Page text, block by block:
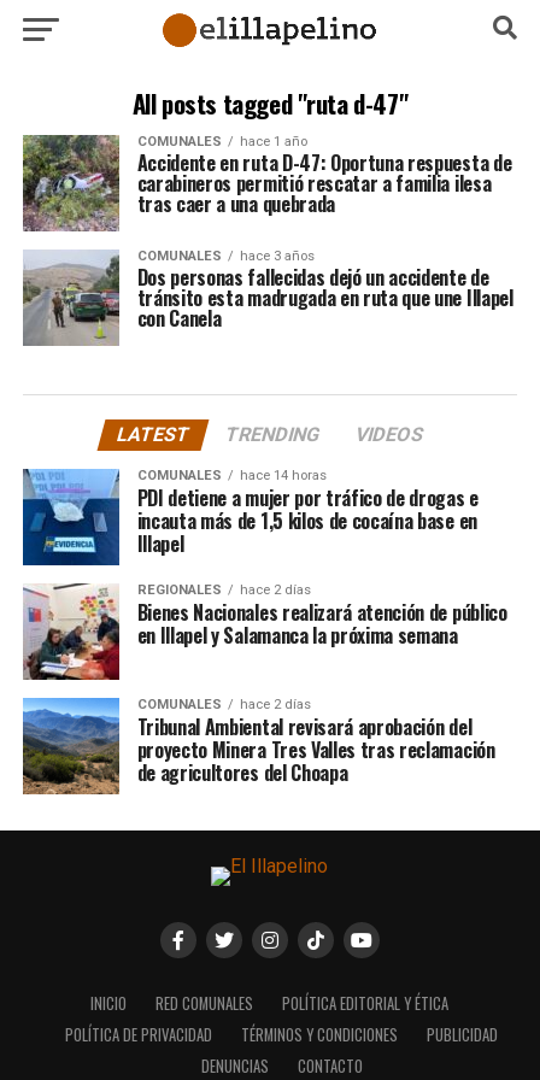
All posts tagged "ruta d-47"
COMUNALES hace 1 año
Accidente en ruta D-47: Oportuna respuesta de
carabineros permitió rescatar a familia ilesa
tras caer a una quebrada
COMUNALES hace 3 años
Dos personas fallecidas dejó un accidente de
tránsito esta madrugada en ruta que une Illapel
con Canela
LATEST TRENDING VIDEOS
COMUNALES hace 14 horas
PDI detiene a mujer por tráfico de drogas e
incauta más de 1,5 kilos de cocaína base en
Illapel
REGIONALES hace 2 días
Bienes Nacionales realizará atención de público
en Illapel y Salamanca la próxima semana
COMUNALES hace 2 días
Tribunal Ambiental revisará aprobación del
proyecto Minera Tres Valles tras reclamación
de agricultores del Choapa
INICIO RED COMUNALES
POLÍTICA EDITORIAL Y ÉTICA
POLÍTICA DE PRIVACIDAD
TÉRMINOS Y CONDICIONES
PUBLICIDAD
DENUNCIAS
CONTACTO